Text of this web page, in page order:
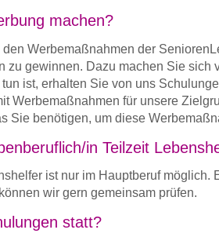
machen?
Werbemaßnahmen der
zu gewinnen. Dazu machen Sie sich
ist, erhalten Sie von uns
Werbemaßnahmen für unsere
Sie benötigen, um diese
in Teilzeit
ist nur im Hauptberuf möglich.
wir gern gemeinsam prüfen.
statt?